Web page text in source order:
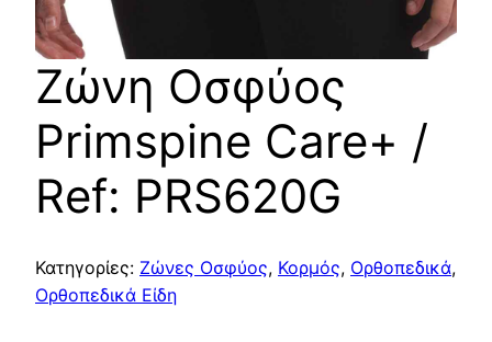
Ζώνη Οσφύος
Primspine Care+ /
Ref: PRS620G
Κατηγορίες: Ζώνες Οσφύος, Κορμός, Ορθοπεδικά,
Ορθοπεδικά Είδη